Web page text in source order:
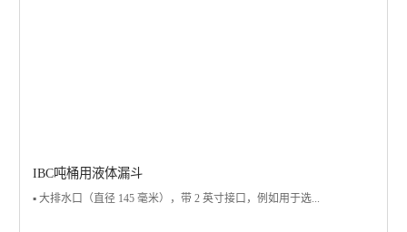
IBC吨桶用液体漏斗
▪️ 大排水口（直径 145 毫米），带 2 英寸接口，例如用于选...